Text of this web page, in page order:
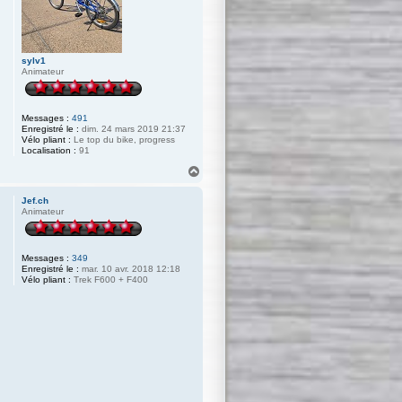
sylv1
Animateur
Messages : 491
Enregistré le : dim. 24 mars 2019 21:37
Vélo pliant : Le top du bike, progress
Localisation : 91
Jef.ch
Animateur
Messages : 349
Enregistré le : mar. 10 avr. 2018 12:18
Vélo pliant : Trek F600 + F400